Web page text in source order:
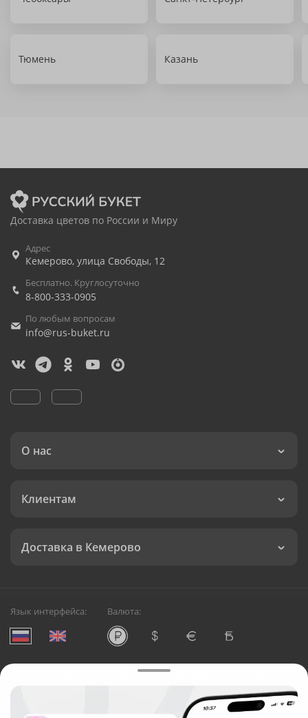
Тюмень Казань
Доставка цветов по России и Миру
Адрес
Кемерово, улица Свободы, 12
Бесплатно. Круглосуточно
8-800-333-0905
По любым вопросам
info@rus-buket.ru
О нас
Клиентам
Доставка в Кемерово
Язык интерфейса: Валюта:
Служба круглосуточной доставки цветов в Кемерово
Русский Букет, 2026
Общество с ограниченной ответственностью «Технология»